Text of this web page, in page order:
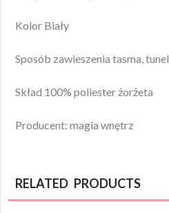
Kolor Biały
Sposób zawieszenia tasma, tunel
Skład 100% poliester żorżeta
Producent: magia wnętrz
RELATED PRODUCTS